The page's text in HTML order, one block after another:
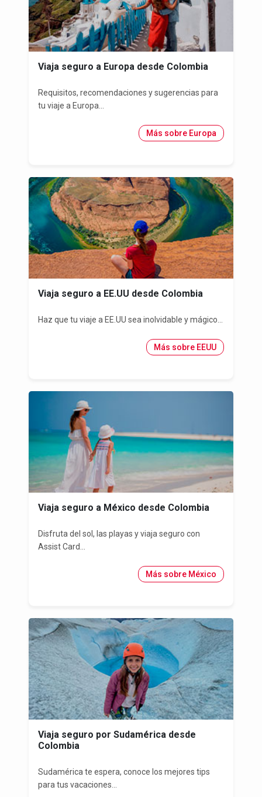
Viaja seguro a Europa desde Colombia
Requisitos, recomendaciones y sugerencias para
tu viaje a Europa...
Más sobre Europa
Viaja seguro a EE.UU desde Colombia
Haz que tu viaje a EE.UU sea inolvidable y mágico...
Más sobre EEUU
Viaja seguro a México desde Colombia
Disfruta del sol, las playas y viaja seguro con
Assist Card...
Más sobre México
Viaja seguro por Sudamérica desde
Colombia
Sudamérica te espera, conoce los mejores tips
para tus vacaciones...